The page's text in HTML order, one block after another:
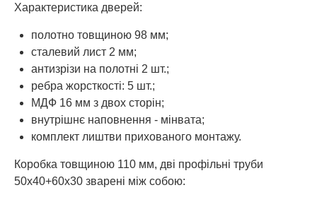
Характеристика дверей:
полотно товщиною 98 мм;
сталевий лист 2 мм;
антизрізи на полотні 2 шт.;
ребра жорсткості: 5 шт.;
МДФ 16 мм з двох сторін;
внутрішнє наповнення - мінвата;
комплект лиштви прихованого монтажу.
Коробка товщиною 110 мм, дві профільні труби
50х40+60х30 зварені між собою: